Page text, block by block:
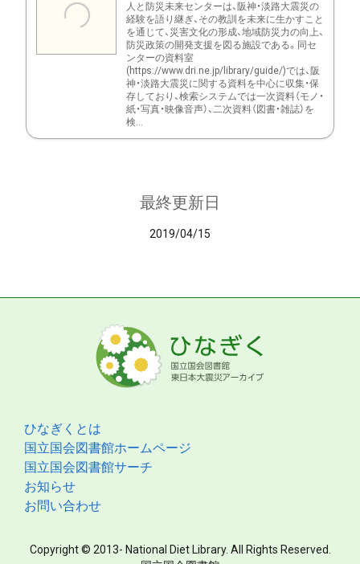
人と防災未来センターは、阪神・淡路大震災の
経験を語り継ぎ、その教訓を未来に生かすこと
を通じて、災害文化の形成、地域防災力の向上、
防災政策の開発支援を図る施設である。同セ
ンターの資料室
(https://www.dri.ne.jp/library/guide/)では、阪
神・淡路大震災に関する資料を中心に収集・保
存しており、検索システムでは一次資料（モノ・
紙・写真・映像音声）、二次資料（図書・雑誌）を
検...
最終更新日
2019/04/15
ひなぎくとは
国立国会図書館ホームページ
国立国会図書館サーチ
お知らせ
お問い合わせ
Copyright © 2013- National Diet Library. All Rights Reserved.